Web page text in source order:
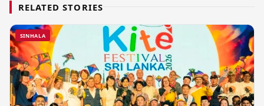
RELATED STORIES
SINHALA